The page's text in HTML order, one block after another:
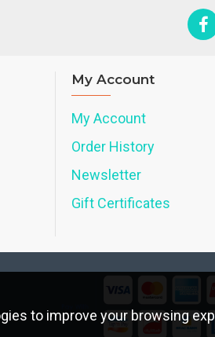
My Account
My Account
Order History
Newsletter
Gift Certificates
to improve your browsing